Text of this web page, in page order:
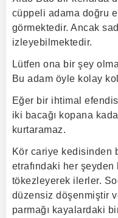
cüppeli adama doğru
görmektedir. Ancak
izleyebilmektedir.
Lütfen ona bir şey
Bu adam öyle kolay
Eğer bir ihtimal
iki bacağı kopana
kurtaramaz.
Kör cariye kedisinden
etrafındaki her şeyden
tökezleyerek ilerler.
düzensiz döşenmiştir
parmağı kayalardaki